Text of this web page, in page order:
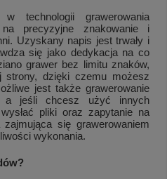
technologii grawerowania
precyzyjne znakowanie i
Uzyskany napis jest trwały i
się jako dedykacja na co
grawer bez limitu znaków,
strony, dzięki czemu możesz
jest także grawerowanie
a jeśli chcesz użyć innych
pliki oraz zapytanie na
się grawerowaniem
wykonania.